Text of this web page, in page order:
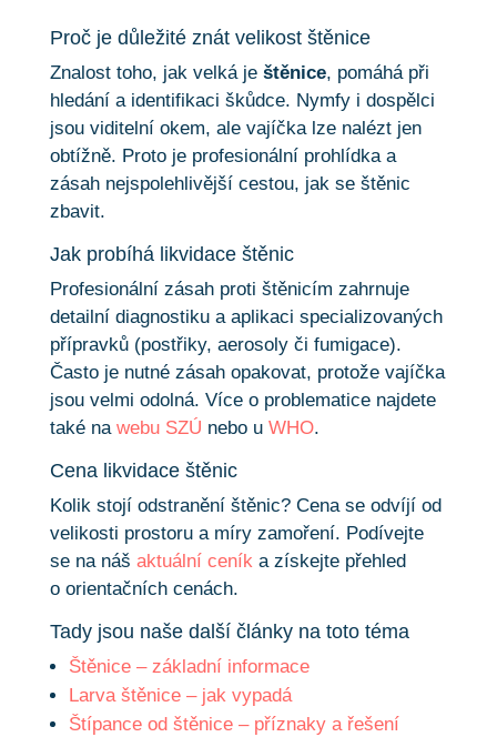
Proč je důležité znát velikost štěnice
Znalost toho, jak velká je štěnice, pomáhá při
hledání a identifikaci škůdce. Nymfy i dospělci
jsou viditelní okem, ale vajíčka lze nalézt jen
obtížně. Proto je profesionální prohlídka a
zásah nejspolehlivější cestou, jak se štěnic
zbavit.
Jak probíhá likvidace štěnic
Profesionální zásah proti štěnicím zahrnuje
detailní diagnostiku a aplikaci specializovaných
přípravků (postřiky, aerosoly či fumigace).
Často je nutné zásah opakovat, protože vajíčka
jsou velmi odolná. Více o problematice najdete
také na webu SZÚ nebo u WHO.
Cena likvidace štěnic
Kolik stojí odstranění štěnic? Cena se odvíjí od
velikosti prostoru a míry zamoření. Podívejte
se na náš aktuální ceníka získejte přehled
o orientačních cenách.
Tady jsou naše další články na toto téma
Štěnice – základní informace
Larva štěnice – jak vypadá
Štípance od štěnice – příznaky a řešení